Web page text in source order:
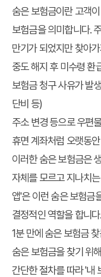
숨은 보험금이란 고객
보험금을 의미합니다.
만기가 되었지만 찾아
중도 해지 후 미수령 환
보험금 청구 사유가 발
단비 등)
주소 변경 등으로 우편
휴면 계좌처럼 오랫동
이러한 숨은 보험금은
자체를 모르고 지나치
앱'은 이런 숨은 보험금
결정적인 역할을 합니다.
1분 만에 숨은 보험금
숨은 보험금을 찾기 위
간단한 절차를 따라 '내